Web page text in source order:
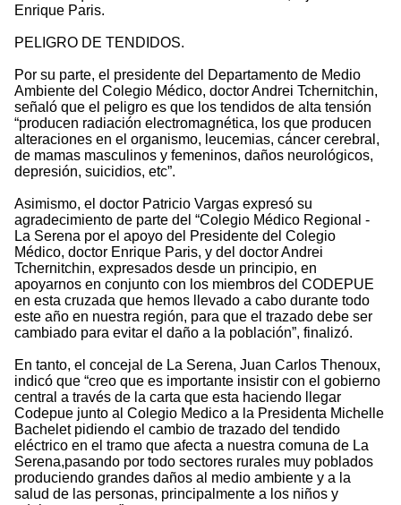
Enrique Paris.
PELIGRO DE TENDIDOS.
Por su parte, el presidente del Departamento de Medio
Ambiente del Colegio Médico, doctor Andrei Tchernitchin,
señaló que el peligro es que los tendidos de alta tensión
“producen radiación electromagnética, los que producen
alteraciones en el organismo, leucemias, cáncer cerebral,
de mamas masculinos y femeninos, daños neurológicos,
depresión, suicidios, etc”.
Asimismo, el doctor Patricio Vargas expresó su
agradecimiento de parte del “Colegio Médico Regional -
La Serena por el apoyo del Presidente del Colegio
Médico, doctor Enrique Paris, y del doctor Andrei
Tchernitchin, expresados desde un principio, en
apoyarnos en conjunto con los miembros del CODEPUE
en esta cruzada que hemos llevado a cabo durante todo
este año en nuestra región, para que el trazado debe ser
cambiado para evitar el daño a la población”, finalizó.
En tanto, el concejal de La Serena, Juan Carlos Thenoux,
indicó que “creo que es importante insistir con el gobierno
central a través de la carta que esta haciendo llegar
Codepue junto al Colegio Medico a la Presidenta Michelle
Bachelet pidiendo el cambio de trazado del tendido
eléctrico en el tramo que afecta a nuestra comuna de La
Serena,pasando por todo sectores rurales muy poblados
produciendo grandes daños al medio ambiente y a la
salud de las personas, principalmente a los niños y